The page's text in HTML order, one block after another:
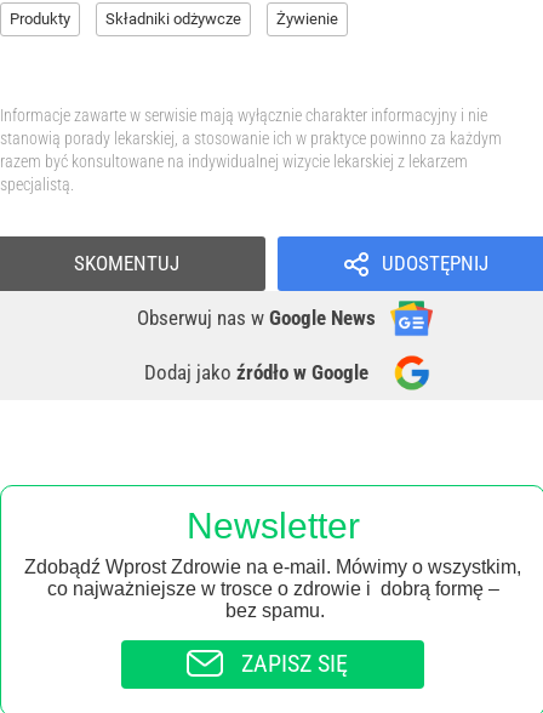
Produkty Składniki odżywcze Żywienie
Informacje zawarte w serwisie mają wyłącznie charakter informacyjny i nie
stanowią porady lekarskiej, a stosowanie ich w praktyce powinno za każdym
razem być konsultowane na indywidualnej wizycie lekarskiej z lekarzem
specjalistą.
UDOSTĘPNIJ
Obserwuj nas w Google News
Dodaj jako źródło w Google
SKOMENTUJ
Newsletter
Zdobądź Wprost Zdrowie na e-mail. Mówimy o wszystkim,
co najważniejsze w trosce o zdrowie i dobrą formę –
bez spamu.
ZAPISZ SIĘ